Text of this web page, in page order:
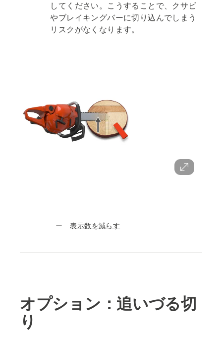
してください。こうすることで、クサビ
やブレイキングバーに切り込んでしまう
リスクがなくなります。
表示数を減らす
オプション：追いづる切
り